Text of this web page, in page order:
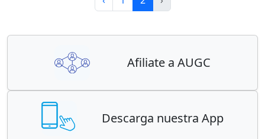
Afiliate a AUGC
Descarga nuestra App